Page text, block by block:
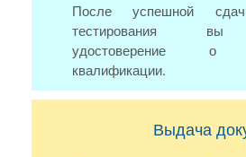
После успешной
тестирования вы
удостоверение о
квалификации.
Выдача